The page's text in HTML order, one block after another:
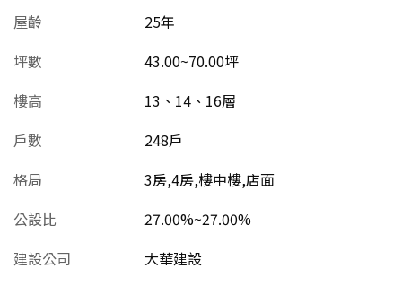
屋齡
25年
坪數
43.00~70.00坪
樓高
13、14、16層
戶數
248戶
格局
3房,4房,樓中樓,店面
公設比
27.00%~27.00%
建設公司
大華建設